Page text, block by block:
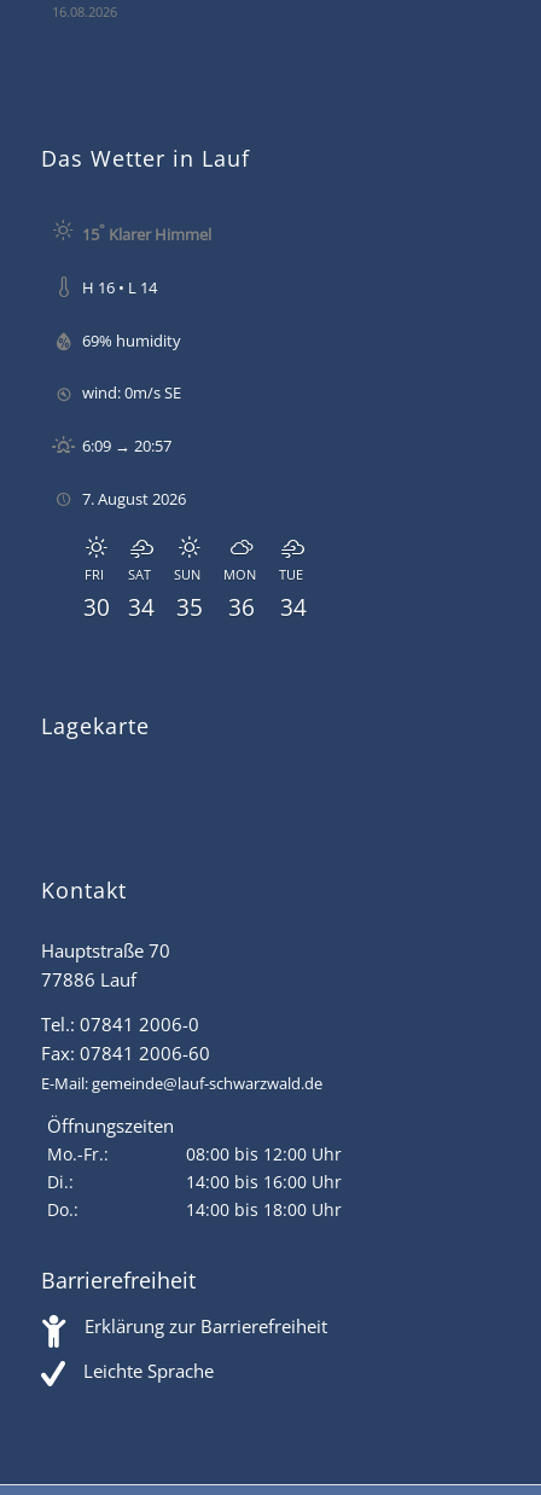
16.08.2026
Das Wetter in Lauf
15°Klarer Himmel
H 16 • L 14
69% humidity
wind: 0m/s SE
6:09 → 20:57
7. August 2026
FRI
30
SAT
34
SUN
35
MON
36
TUE
34
Lagekarte
Kontakt
Hauptstraße 70
77886 Lauf
Tel.: 07841 2006-0
Fax: 07841 2006-60
E-Mail:gemeinde@lauf-schwarzwald.de
Öffnungszeiten
Mo.-Fr.:
08:00 bis 12:00 Uhr
Di.:
14:00 bis 16:00 Uhr
Do.:
14:00 bis 18:00 Uhr
Barrierefreiheit
Erklärung zur Barrierefreiheit
Leichte Sprache